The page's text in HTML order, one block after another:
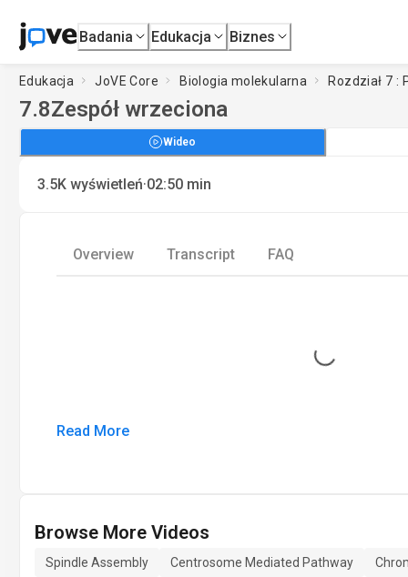
Badania Edukacja Biznes
Edukacja JoVE Core Biologia molekularna Rozdział 7 :
7.8Zespół wrzeciona
Wideo
3.5K wyświetleń·02:50 min
Overview Transcript FAQ
Loading...
Read More
Browse More Videos
Spindle Assembly Centrosome Mediated Pathway